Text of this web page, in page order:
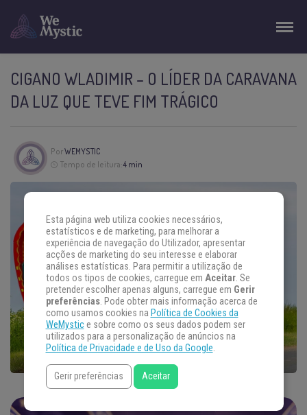
CIGANO WLADIMIR – O LÍDER DA CARAVANA
DA LUZ QUE TEVE FIM TRÁGICO
PorWEMYSTIC
Tempo de leitura:4 min
Esta página web utiliza cookies necessários,
estatísticos e de marketing, para melhorar a
experiência de navegação do Utilizador, apresentar
acções de marketing do seu interesse e elaborar
análises estatísticas. Para permitir a utilização de
todos os tipos de cookies, carregue em Aceitar. Se
pretender escolher apenas alguns, carregue em Gerir
preferências. Pode obter mais informação acerca de
como usamos cookies na Política de Cookies da
WeMystice sobre como os seus dados podem ser
utilizados para a personalização de anúncios na
Política de Privacidade e de Uso da Google.
Gerir preferências Aceitar